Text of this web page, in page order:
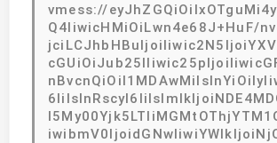
vmess://
Q4IiwicHMiOiLwn4e68J+HuF/